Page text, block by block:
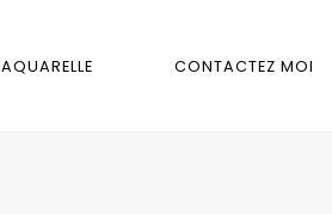
AQUARELLE CONTACTEZ MOI